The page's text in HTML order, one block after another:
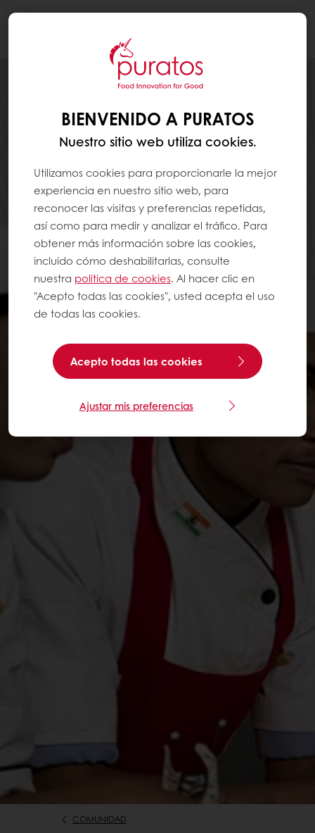
COMUNIDAD
BIENVENIDO A PURATOS
Nuestro sitio web utiliza cookies.
Utilizamos cookies para proporcionarle la mejor
experiencia en nuestro sitio web, para
reconocer las visitas y preferencias repetidas,
así como para medir y analizar el tráfico. Para
obtener más información sobre las cookies,
incluido cómo deshabilitarlas, consulte
nuestra política de cookies. Al hacer clic en
"Acepto todas las cookies", usted acepta el uso
de todas las cookies.
Acepto todas las cookies
Ajustar mis preferencias